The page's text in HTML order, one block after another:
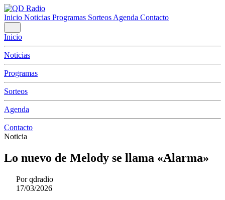
Inicio Noticias Programas Sorteos Agenda Contacto
Inicio
Noticias
Programas
Sorteos
Agenda
Contacto
Noticia
Lo nuevo de Melody se llama «Alarma»
Porqdradio
17/03/2026